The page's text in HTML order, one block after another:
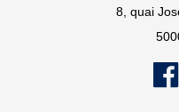
8, quai